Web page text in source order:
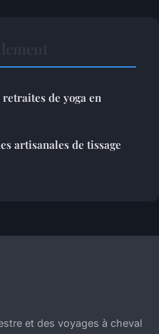
de yoga en
artisanales de tissage
et des voyages à cheval